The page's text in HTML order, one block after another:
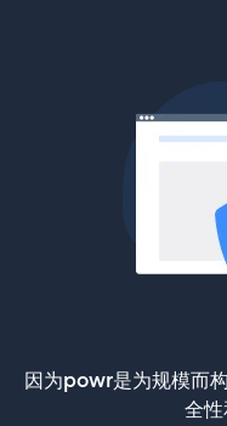
因为powr是为规模而
全性